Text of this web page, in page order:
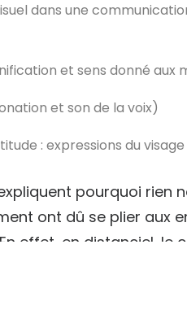
dans une
et sens donné aux
et son de la voix)
: expressions du
pourquoi
ont dû se plier aux
effet, en distanciel,